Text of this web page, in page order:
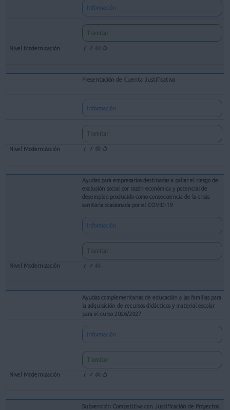
Información
Tramitar
Presentación de Cuenta Justificativa
Información
Tramitar
Ayudas para empresarios destinadas a paliar el riesgo de
exclusión social por razón económica y potencial de
desempleo producido como consecuencia de la crisis
sanitaria ocasionada por el COVID-19
Información
Tramitar
Ayudas complementarias de educación a las familias para
la adquisición de recursos didácticos y material escolar
para el curso 2026/2027
Información
Tramitar
Subvención Competitiva con Justificación de Proyectos